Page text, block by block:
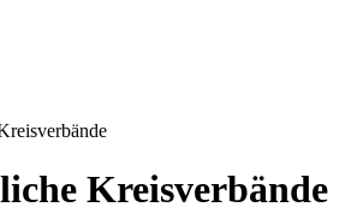
Kreisverbände